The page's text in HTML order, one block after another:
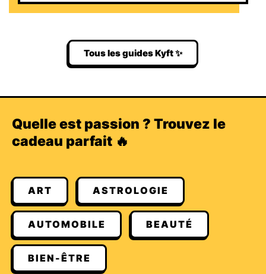
Tous les guides Kyft ✨
Quelle est passion ? Trouvez le
cadeau parfait 🔥
ART ASTROLOGIE
AUTOMOBILE BEAUTÉ
BIEN-ÊTRE